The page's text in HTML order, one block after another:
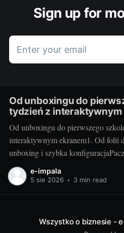
Sign up for
Enter your email
Od unboxingu do
tydzień z interaktywnym
Od unboxingu do pierwszego
interaktywnym ekranem1. Od
unboxing i szybka
się jak dziecko w sklepie z
zabezpieczenia i instrukcja, która
e-impala
5 sie 2026 • 3 min read
Wszystko o biznesie -